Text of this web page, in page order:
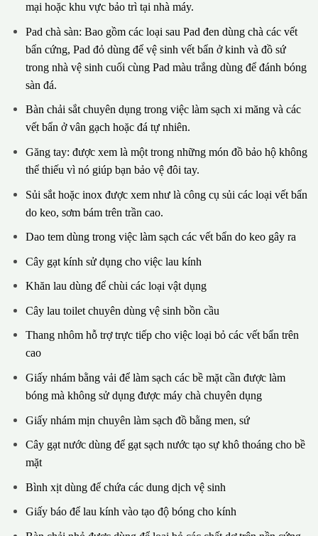
mại hoặc khu vực bảo trì tại nhà máy.
Pad chà sàn: Bao gồm các loại sau Pad đen dùng chà các vết
bẩn cứng, Pad đỏ dùng để vệ sinh vết bẩn ở kinh và đồ sứ
trong nhà vệ sinh cuối cùng Pad màu trắng dùng để đánh bóng
sàn đá.
Bàn chải sắt chuyên dụng trong việc làm sạch xi măng và các
vết bẩn ở vân gạch hoặc đá tự nhiên.
Găng tay: được xem là một trong những món đồ bảo hộ không
thể thiếu vì nó giúp bạn bảo vệ đôi tay.
Sủi sắt hoặc inox được xem như là công cụ sủi các loại vết bẩn
do keo, sơm bám trên trần cao.
Dao tem dùng trong việc làm sạch các vết bẩn do keo gây ra
Cây gạt kính sử dụng cho việc lau kính
Khăn lau dùng để chùi các loại vật dụng
Cây lau toilet chuyên dùng vệ sinh bồn cầu
Thang nhôm hỗ trợ trực tiếp cho việc loại bỏ các vết bẩn trên
cao
Giấy nhám bằng vải để làm sạch các bề mặt cần được làm
bóng mà không sử dụng được máy chà chuyên dụng
Giấy nhám mịn chuyên làm sạch đồ bằng men, sứ
Cây gạt nước dùng để gạt sạch nước tạo sự khô thoáng cho bề
mặt
Bình xịt dùng để chứa các dung dịch vệ sinh
Giấy báo để lau kính vào tạo độ bóng cho kính